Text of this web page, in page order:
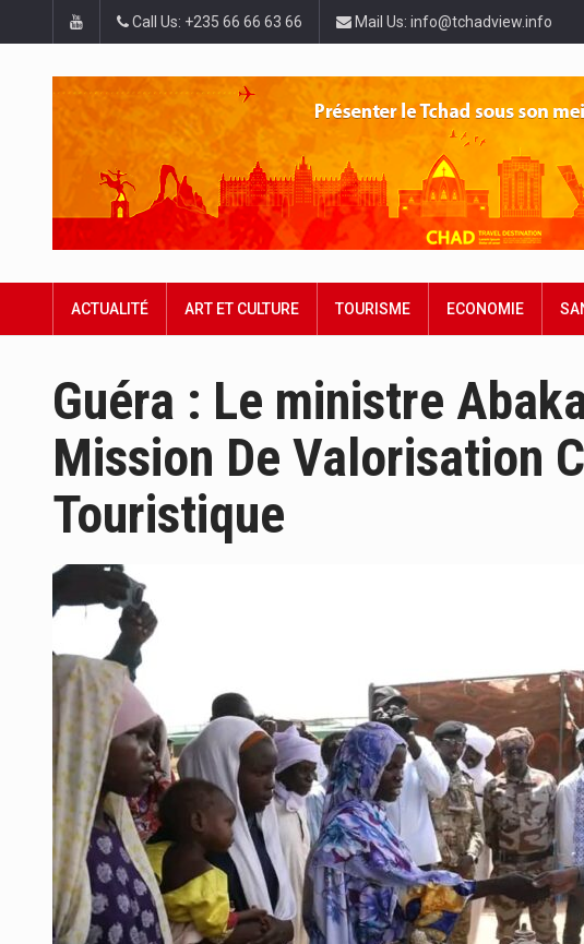
Call Us: +235 66 66 63 66 Mail Us: info@tchadview.info
ACTUALITÉ ART ET CULTURE TOURISME ECONOMIE
Guéra : Le ministre
Mission De Valorisation
Touristique